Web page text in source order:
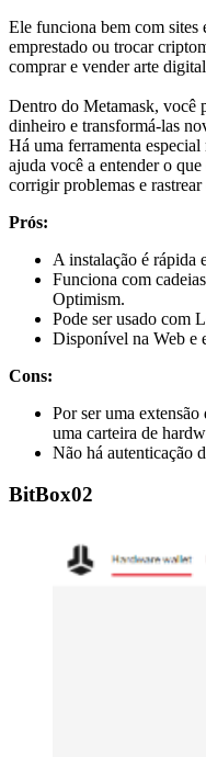
Ele funciona bem com sites
emprestado ou trocar
comprar e vender arte
Dentro do Metamask, você
dinheiro e transformá-las
Há uma ferramenta
ajuda você a entender o que
corrigir problemas e
Prós:
A instalação é rápida
Funciona com
Optimism.
Pode ser usado com
Disponível na Web e
Cons:
Por ser uma
uma carteira de
Não há autenticação
BitBox02